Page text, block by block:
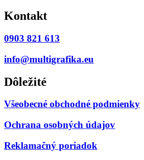
Kontakt
0903 821 613
info@multigrafika.eu
Dôležité
Všeobecné obchodné podmienky
Ochrana osobných údajov
Reklamačný poriadok